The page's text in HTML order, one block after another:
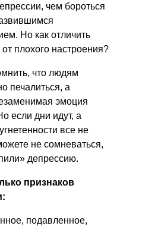
чем бороться
Но как отличить
плохого настроения?
что людям
печалиться, а
эмоция
если дни идут, а
все не
не сомневаться,
депрессию.
признаков
подавленное,